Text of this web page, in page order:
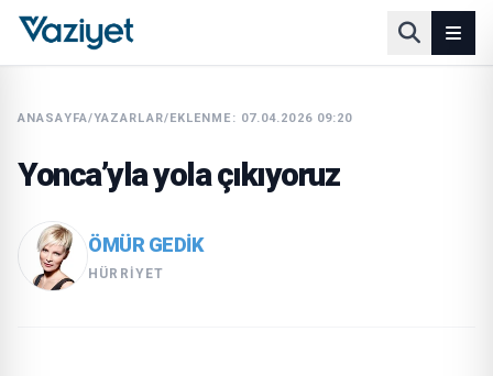
ANASAYFA/YAZARLAR/EKLENME: 07.04.2026 09:20
Yonca’yla yola çıkıyoruz
ÖMÜR GEDİK
HÜRRIYET